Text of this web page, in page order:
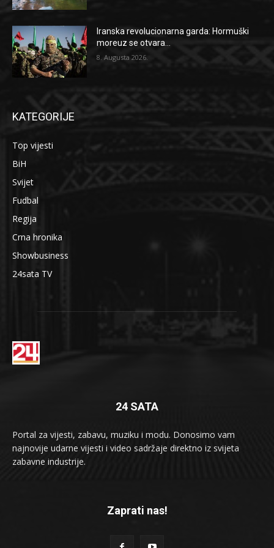
Iranska revolucionarna garda: Hormuški
moreuz se otvara...
8. Augusta 2026.
KATEGORIJE
Top vijesti
BiH
Svijet
Fudbal
Regija
Crna hronika
Showbusiness
24sata TV
24 SATA
Portal za vijesti, zabavu, muziku i modu. Donosimo vam
najnovije udarne vijesti i video sadržaje direktno iz svijeta
zabavne industrije.
Zaprati nas!